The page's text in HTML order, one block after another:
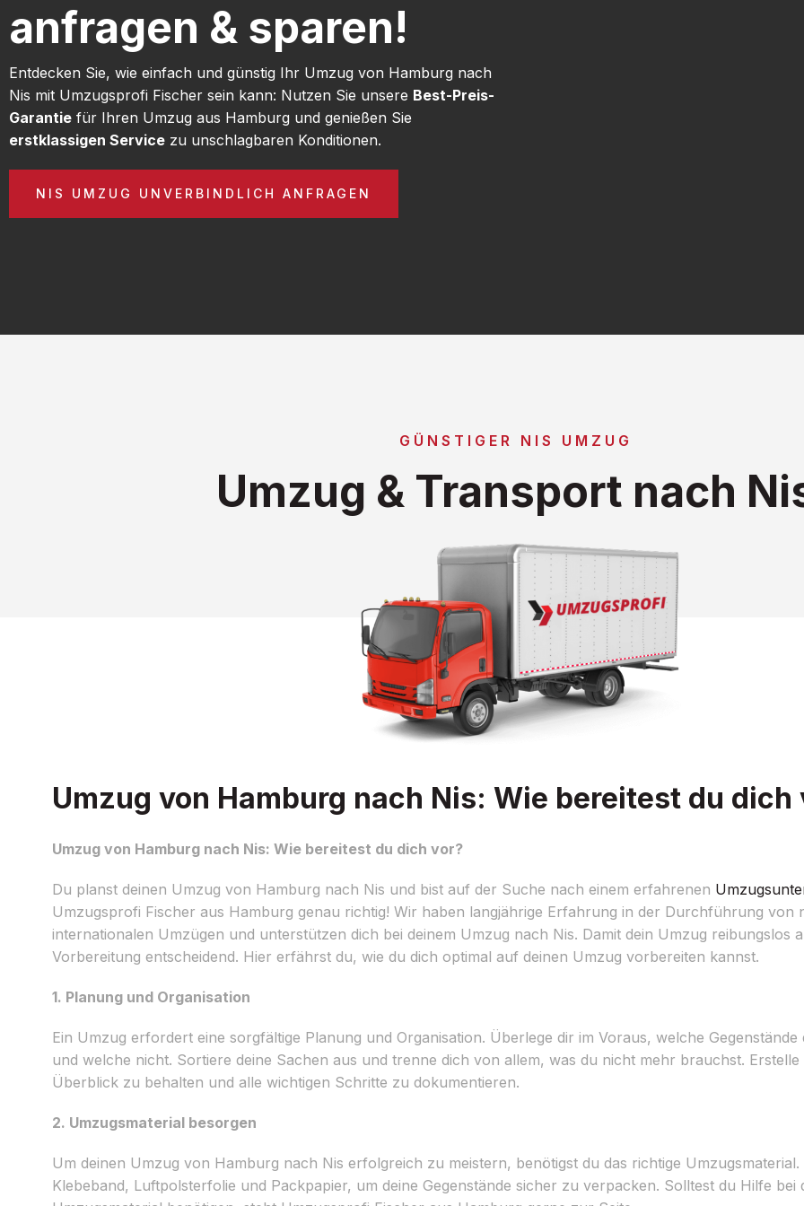
anfragen & sparen!
Entdecken Sie, wie einfach und günstig Ihr Umzug von Hamburg nach
Nis mit Umzugsprofi Fischer sein kann: Nutzen Sie unsere Best-Preis-
Garantie für Ihren Umzug aus Hamburg und genießen Sie
erstklassigen Service zu unschlagbaren Konditionen.
NIS UMZUG UNVERBINDLICH ANFRAGEN
GÜNSTIGER NIS UMZUG
Umzug & Transport nach
Umzug von Hamburg nach Nis: Wie bereitest du dich
Umzug von Hamburg nach Nis: Wie bereitest du dich vor?
Du planst deinen Umzug von Hamburg nach Nis und bist auf der Suche nach einem erfahrenen
Umzugsprofi Fischer aus Hamburg genau richtig! Wir haben langjährige Erfahrung in der Durchführung von
internationalen Umzügen und unterstützen dich bei deinem Umzug nach Nis. Damit dein Umzug reibungslos
Vorbereitung entscheidend. Hier erfährst du, wie du dich optimal auf deinen Umzug vorbereiten kannst.
1. Planung und Organisation
Ein Umzug erfordert eine sorgfältige Planung und Organisation. Überlege dir im Voraus, welche
und welche nicht. Sortiere deine Sachen aus und trenne dich von allem, was du nicht mehr brauchst. Erstelle
Überblick zu behalten und alle wichtigen Schritte zu dokumentieren.
2. Umzugsmaterial besorgen
Um deinen Umzug von Hamburg nach Nis erfolgreich zu meistern, benötigst du das richtige Umzugsmaterial.
Klebeband, Luftpolsterfolie und Packpapier, um deine Gegenstände sicher zu verpacken. Solltest du Hilfe bei